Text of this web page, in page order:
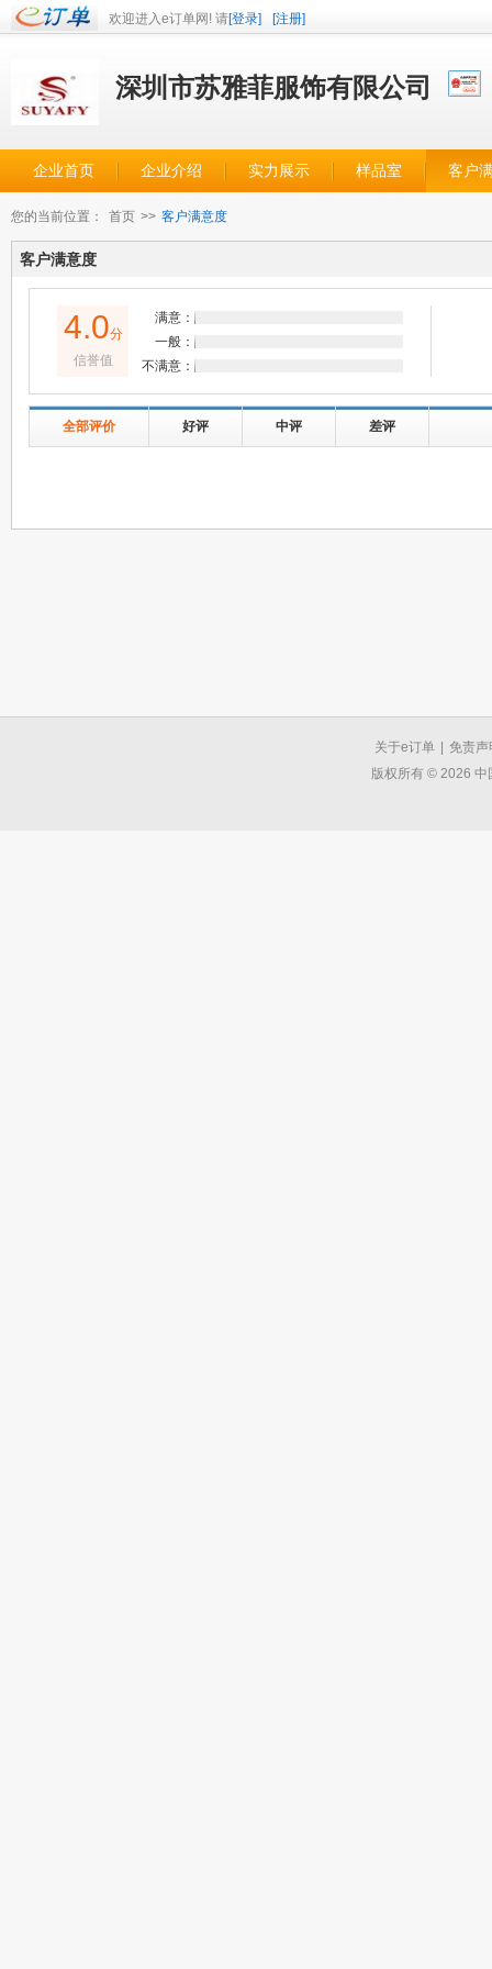
欢迎进入e订单网! 请[登录] [注册]
深圳市苏雅菲服饰有限公司
企业首页 企业介绍 实力展示 样品室 客户
您的当前位置： 首页 >> 客户满意度
客户满意度
4.0分
信誉值
满意：
一般：
不满意：
全部评价 好评 中评 差评
关于e订单
免责声
版权所有 © 2026